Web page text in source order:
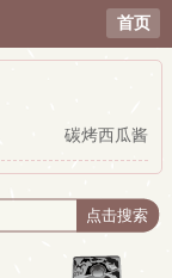
首页
碳烤西瓜酱